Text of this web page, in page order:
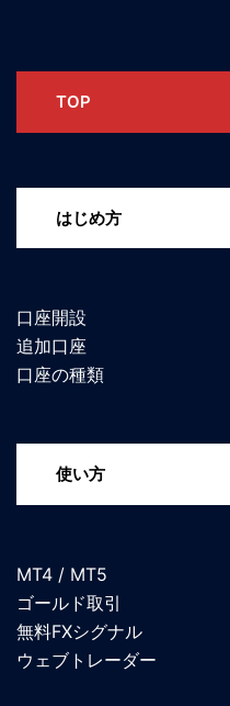
TOP
はじめ方
口座開設
追加口座
口座の種類
使い方
MT4 / MT5
ゴールド取引
無料FXシグナル
ウェブトレーダー